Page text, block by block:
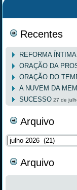
Recentes
REFORMA ÍNTIMA
ORAÇÃO DA
ORAÇÃO DO
A NUVEM DA
SUCESSO 27 de
Arquivo
Arquivo
Arquivo